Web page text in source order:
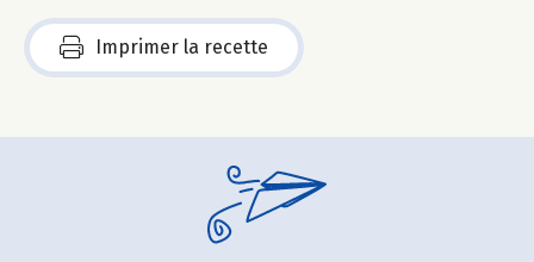
Imprimer la recette